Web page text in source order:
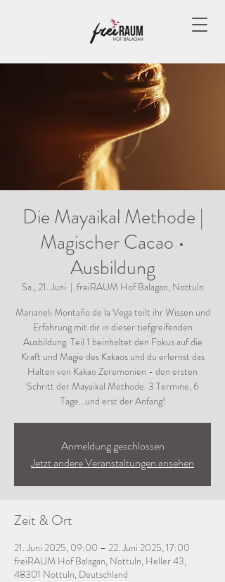
Die Mayaikal Methode |
Magischer Cacao •
Ausbildung
Sa., 21. Juni
  |
freiRAUM Hof Balagan, Nottuln
Marianeli Montaño de la Vega teilt ihr Wissen und
Erfahrung mit dir in dieser tiefgreifenden
Ausbildung. Teil 1 beinhaltet den Fokus auf die
Kraft und Magie des Kakaos und du erlernst das
Halten von Kakao Zeremonien - den ersten
Schritt der Mayaikal Methode. 3 Termine, 6
Tage...und erst der Anfang!
Anmeldung geschlossen
Jetzt andere Veranstaltungen ansehen
Zeit & Ort
21. Juni 2025, 09:00 – 22. Juni 2025, 17:00
freiRAUM Hof Balagan, Nottuln, Heller 43,
48301 Nottuln, Deutschland